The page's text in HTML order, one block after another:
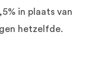
in plaats van
hetzelfde.